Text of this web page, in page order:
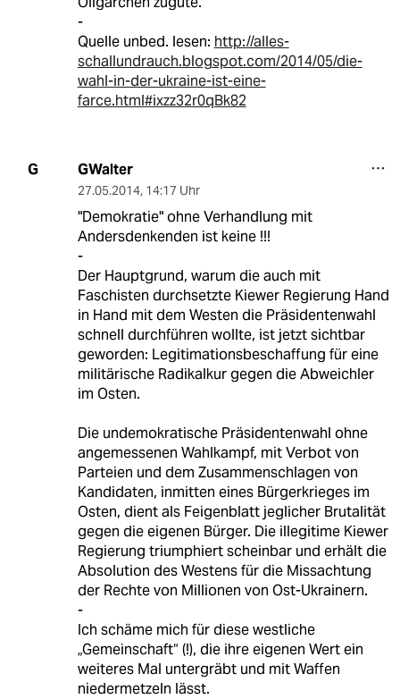
-
Quelle unbed. lesen: http://alles-
schallundrauch.blogspot.com/2014/05/die-
wahl-in-der-ukraine-ist-eine-
farce.html#ixzz32r0qBk82
G GWalter
27.05.2014, 14:17 Uhr
"Demokratie" ohne Verhandlung mit
Andersdenkenden ist keine !!!
-
Der Hauptgrund, warum die auch mit
Faschisten durchsetzte Kiewer Regierung Hand
in Hand mit dem Westen die Präsidentenwahl
schnell durchführen wollte, ist jetzt sichtbar
geworden: Legitimationsbeschaffung für eine
militärische Radikalkur gegen die Abweichler
im Osten.
Die undemokratische Präsidentenwahl ohne
angemessenen Wahlkampf, mit Verbot von
Parteien und dem Zusammenschlagen von
Kandidaten, inmitten eines Bürgerkrieges im
Osten, dient als Feigenblatt jeglicher Brutalität
gegen die eigenen Bürger. Die illegitime Kiewer
Regierung triumphiert scheinbar und erhält die
Absolution des Westens für die Missachtung
der Rechte von Millionen von Ost-Ukrainern.
-
Ich schäme mich für diese westliche
„Gemeinschaft“ (!), die ihre eigenen Wert ein
weiteres Mal untergräbt und mit Waffen
niedermetzeln lässt.